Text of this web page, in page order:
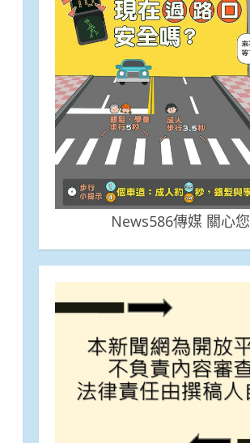
News586傳媒 關心您